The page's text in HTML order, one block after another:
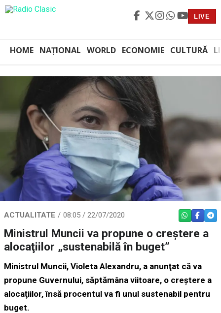
LIVE
HOME NAȚIONAL WORLD ECONOMIE CULTURĂ
ACTUALITATE 08:05 / 22/07/2020 WHATSAPP
Ministrul Muncii va propune o creştere a
alocaţiilor „sustenabilă în buget”
Ministrul Muncii, Violeta Alexandru, a anunţat că va
propune Guvernului, săptămâna viitoare, o creştere a
alocaţiilor, însă procentul va fi unul sustenabil pentru
buget.